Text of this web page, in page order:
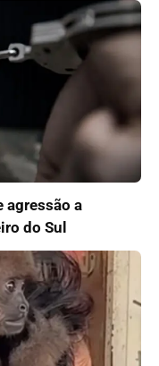
agressão a
do Sul